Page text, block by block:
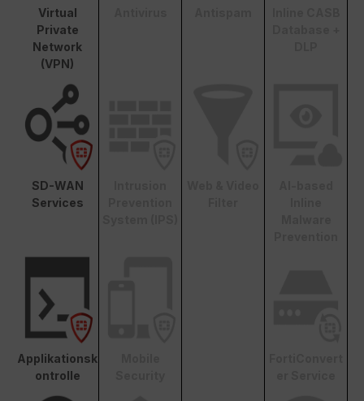
Virtual
Private
Network
(VPN)
SD-WAN
Services
Applikationsk
ontrolle